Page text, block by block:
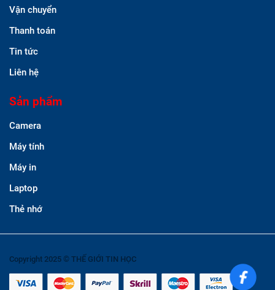
Vận chuyển
Thanh toán
Tin tức
Liên hệ
Sản phẩm
Camera
Máy tính
Máy in
Laptop
Thẻ nhớ
Copyright 2025 © THẾ GIỚI TIN HỌC